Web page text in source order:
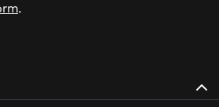
.
– opens in a new browser tab
– opens in a new